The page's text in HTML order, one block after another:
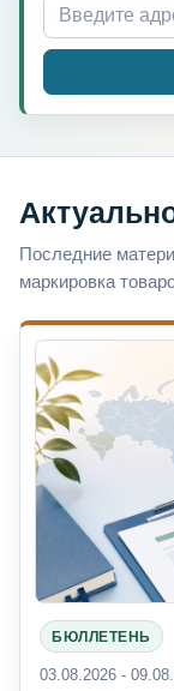
Последние
маркировка
БЮЛЛЕТЕНЬ
03.08.2026 -